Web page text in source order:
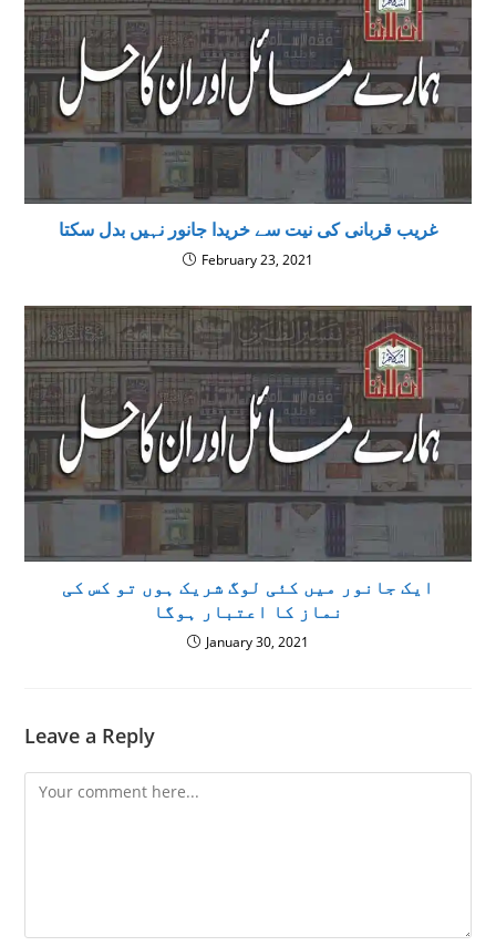
غریب قربانی کی نیت سے خریدا جانور نہیں بدل سکتا
February 23, 2021
ایک جانور میں کئی لوگ شریک ہوں تو کس کی
نماز کا اعتبار ہوگا
January 30, 2021
Leave a Reply
Comment